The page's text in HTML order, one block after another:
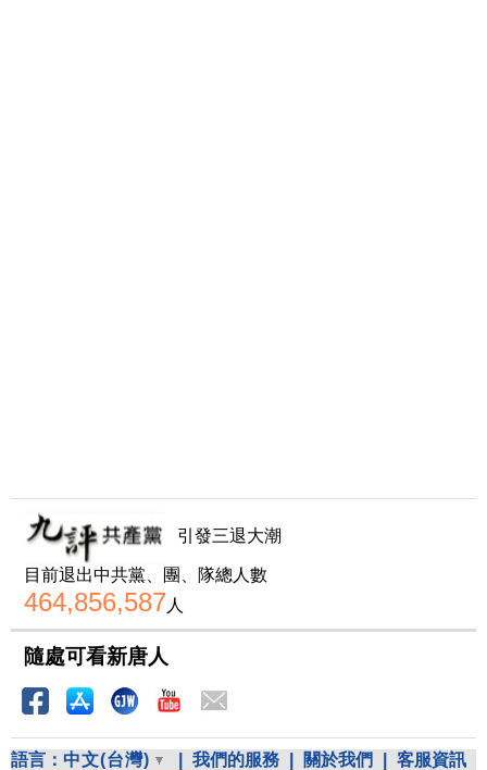
引發三退大潮
目前退出中共黨、團、隊總人數
464,856,587人
隨處可看新唐人
語言： 中文(台灣) 我們的服務 關於我們
客服資訊